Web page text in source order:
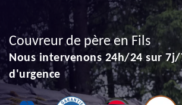
Couvreur de père en Fils
Nous intervenons 24h/24 sur 7j/
d'urgence